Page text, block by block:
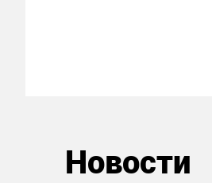
Новости